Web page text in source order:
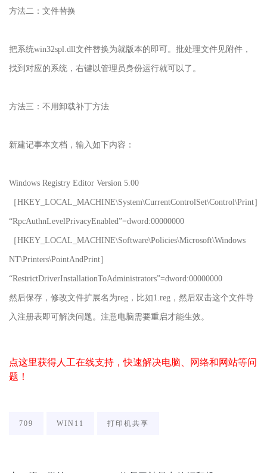
方法二：文件替换
把系统win32spl.dll文件替换为就版本的即可。批处理文件见附件，
找到对应的系统，右键以管理员身份运行就可以了。
方法三：不用卸载补丁方法
新建记事本文档，输入如下内容：
Windows Registry Editor Version 5.00
［HKEY_LOCAL_MACHINE\System\CurrentControlSet\Control\Print］
“RpcAuthnLevelPrivacyEnabled”=dword:00000000
［HKEY_LOCAL_MACHINE\Software\Policies\Microsoft\Windows
NT\Printers\PointAndPrint］
“RestrictDriverInstallationToAdministrators”=dword:00000000
然后保存，修改文件扩展名为reg，比如1.reg，然后双击这个文件导
入注册表即可解决问题。注意电脑需要重启才能生效。
点这里获得人工在线支持，快速解决电脑、网络和网站等问
题！
709 WIN11 打印机共享